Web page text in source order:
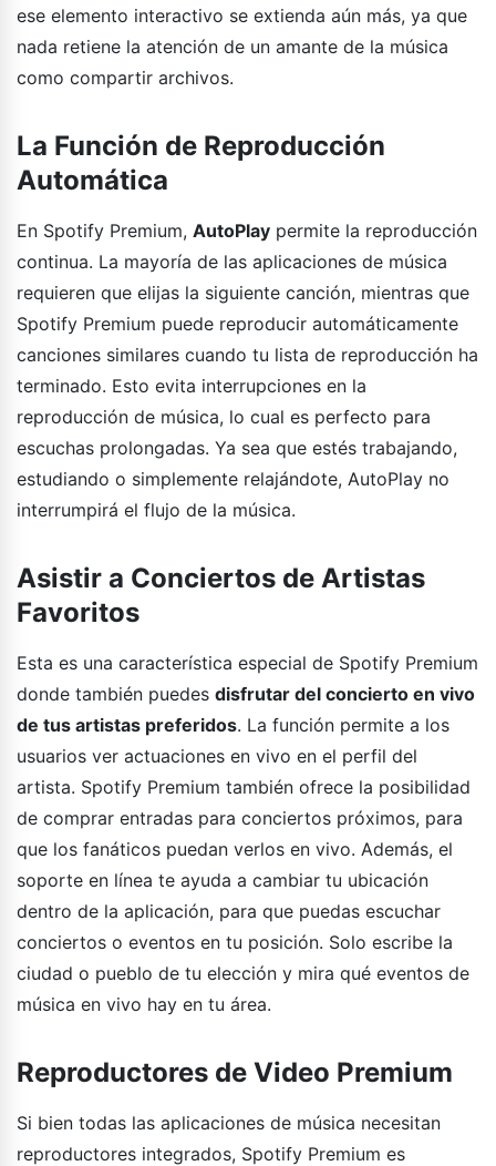
ese elemento interactivo se extienda aún más, ya que
nada retiene la atención de un amante de la música
como compartir archivos.
La Función de Reproducción
Automática
En Spotify Premium, AutoPlay permite la reproducción
continua. La mayoría de las aplicaciones de música
requieren que elijas la siguiente canción, mientras que
Spotify Premium puede reproducir automáticamente
canciones similares cuando tu lista de reproducción ha
terminado. Esto evita interrupciones en la
reproducción de música, lo cual es perfecto para
escuchas prolongadas. Ya sea que estés trabajando,
estudiando o simplemente relajándote, AutoPlay no
interrumpirá el flujo de la música.
Asistir a Conciertos de Artistas
Favoritos
Esta es una característica especial de Spotify Premium
donde también puedes disfrutar del concierto en vivo
de tus artistas preferidos. La función permite a los
usuarios ver actuaciones en vivo en el perfil del
artista. Spotify Premium también ofrece la posibilidad
de comprar entradas para conciertos próximos, para
que los fanáticos puedan verlos en vivo. Además, el
soporte en línea te ayuda a cambiar tu ubicación
dentro de la aplicación, para que puedas escuchar
conciertos o eventos en tu posición. Solo escribe la
ciudad o pueblo de tu elección y mira qué eventos de
música en vivo hay en tu área.
Reproductores de Video Premium
Si bien todas las aplicaciones de música necesitan
reproductores integrados, Spotify Premium es